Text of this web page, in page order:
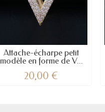
Attache-écharpe petit
modèle en forme de V...
20,00 €